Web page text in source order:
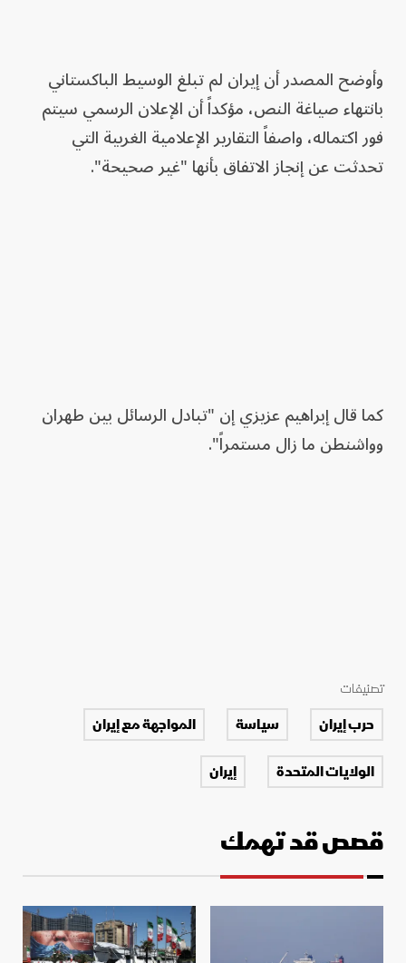
وأوضح المصدر أن إيران لم تبلغ الوسيط الباكستاني
بانتهاء صياغة النص، مؤكداً أن الإعلان الرسمي سيتم
فور اكتماله، واصفاً التقارير الإعلامية الغربية التي
تحدثت عن إنجاز الاتفاق بأنها "غير صحيحة".
كما قال إبراهيم عزيزي إن "تبادل الرسائل بين طهران
وواشنطن ما زال مستمراً".
تصنيفات
حرب إيران سياسة
المواجهة مع إيران
الولايات المتحدة
إيران
قصص قد تهمك